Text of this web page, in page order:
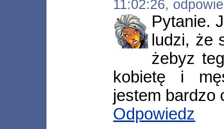
11:02:26,
Pytanie.
ludzi, że
żebyz
kobietę i
jestem bardzo
Odpowiedz